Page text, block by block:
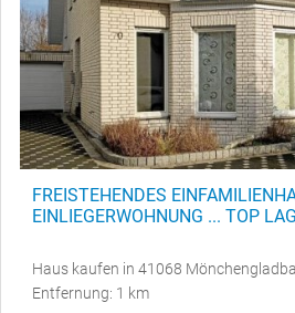
FREISTEHENDES
EINLIEGERWOHNUNG ... TOP
Haus kaufen in 41068
Entfernung: 1 km